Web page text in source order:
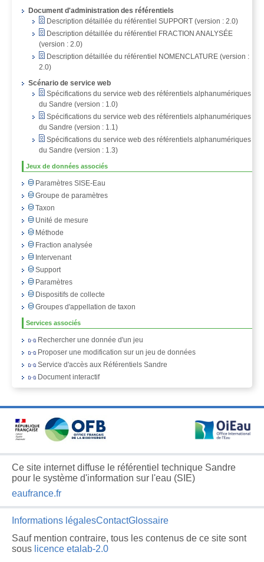
Document d'administration des référentiels
Description détaillée du référentiel SUPPORT (version : 2.0)
Description détaillée du référentiel FRACTION ANALYSÉE
(version : 2.0)
Description détaillée du référentiel NOMENCLATURE (version :
2.0)
Scénario de service web
Spécifications du service web des référentiels alphanumériques
du Sandre (version : 1.0)
Spécifications du service web des référentiels alphanumériques
du Sandre (version : 1.1)
Spécifications du service web des référentiels alphanumériques
du Sandre (version : 1.3)
Jeux de données associés
Paramètres SISE-Eau
Groupe de paramètres
Taxon
Unité de mesure
Méthode
Fraction analysée
Intervenant
Support
Paramètres
Dispositifs de collecte
Groupes d'appellation de taxon
Services associés
Rechercher une donnée d'un jeu
Proposer une modification sur un jeu de données
Service d'accès aux Référentiels Sandre
Document interactif
Ce site internet diffuse le référentiel technique Sandre
pour le système d'information sur l'eau (SIE)
eaufrance.fr
Informations légalesContactGlossaire
Sauf mention contraire, tous les contenus de ce site sont
sous licence etalab-2.0